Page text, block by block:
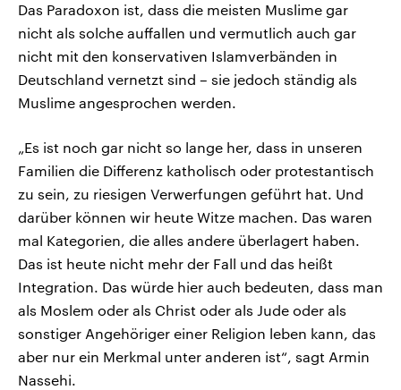
Das Paradoxon ist, dass die meisten Muslime gar
nicht als solche auffallen und vermutlich auch gar
nicht mit den konservativen Islamverbänden in
Deutschland vernetzt sind – sie jedoch ständig als
Muslime angesprochen werden.
„Es ist noch gar nicht so lange her, dass in unseren
Familien die Differenz katholisch oder protestantisch
zu sein, zu riesigen Verwerfungen geführt hat. Und
darüber können wir heute Witze machen. Das waren
mal Kategorien, die alles andere überlagert haben.
Das ist heute nicht mehr der Fall und das heißt
Integration. Das würde hier auch bedeuten, dass man
als Moslem oder als Christ oder als Jude oder als
sonstiger Angehöriger einer Religion leben kann, das
aber nur ein Merkmal unter anderen ist“, sagt Armin
Nassehi.